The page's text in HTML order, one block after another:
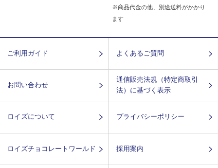
※商品代金の他、別途送料がかかり
ます
ご利用ガイド よくあるご質問
お問い合わせ
通信販売法規（特定商取引
法）に基づく表示
ロイズについて プライバシーポリシー
ロイズチョコレートワールド 採用案内